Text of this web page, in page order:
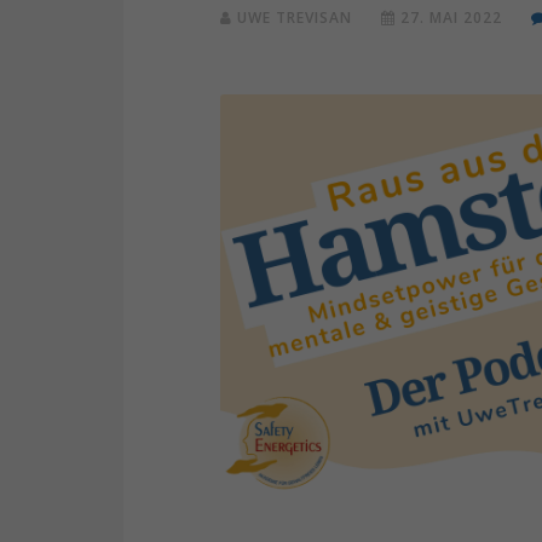
UWE TREVISAN 27. MAI 2022